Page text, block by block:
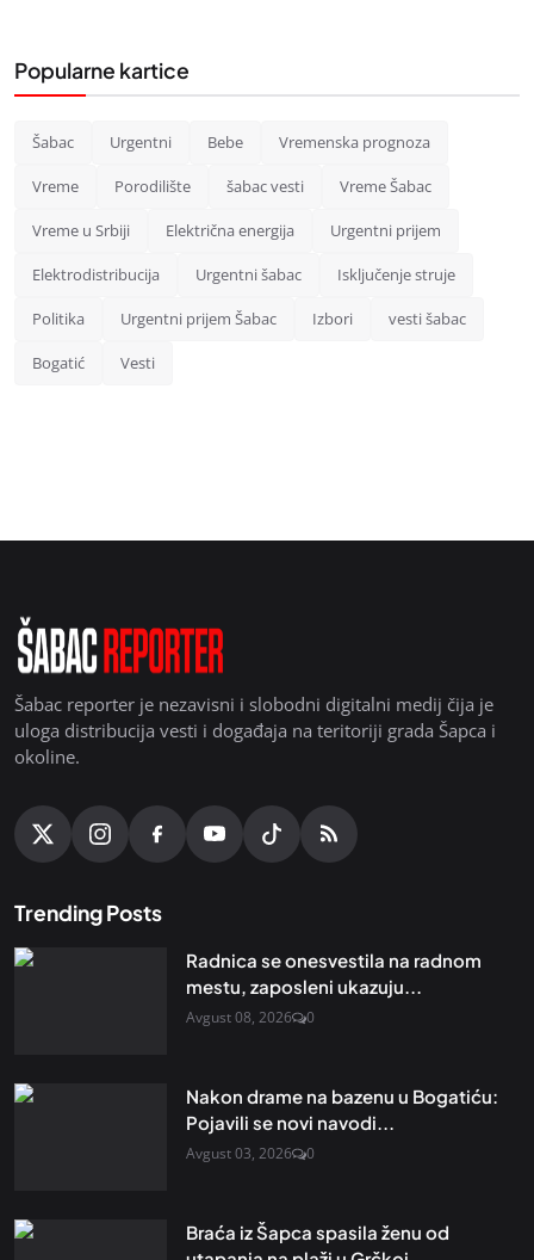
Popularne kartice
Šabac Urgentni Bebe Vremenska prognoza
Vreme Porodilište šabac vesti Vreme Šabac
Vreme u Srbiji Električna energija Urgentni prijem
Elektrodistribucija Urgentni šabac Isključenje struje
Politika Urgentni prijem Šabac Izbori vesti šabac
Bogatić Vesti
Šabac reporter je nezavisni i slobodni digitalni medij čija je
uloga distribucija vesti i događaja na teritoriji grada Šapca i
okoline.
Trending Posts
Radnica se onesvestila na radnom
mestu, zaposleni ukazuju...
Avgust 08, 2026 0
Nakon drame na bazenu u Bogatiću:
Pojavili se novi navodi...
Avgust 03, 2026 0
Braća iz Šapca spasila ženu od